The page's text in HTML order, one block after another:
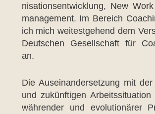
ni­sa­ti­ons­ent­wick­lung, New
ma­nage­ment. Im Bereich
ich mich wei­test­ge­hend dem
Deut­schen Gesell­schaft für
an.
Die Aus­ein­an­der­set­zung mit der
und zukünf­ti­gen
wäh­ren­der und evo­lu­tio­nä­rer